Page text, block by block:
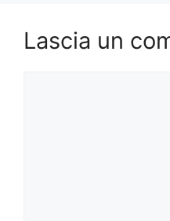
Lascia un